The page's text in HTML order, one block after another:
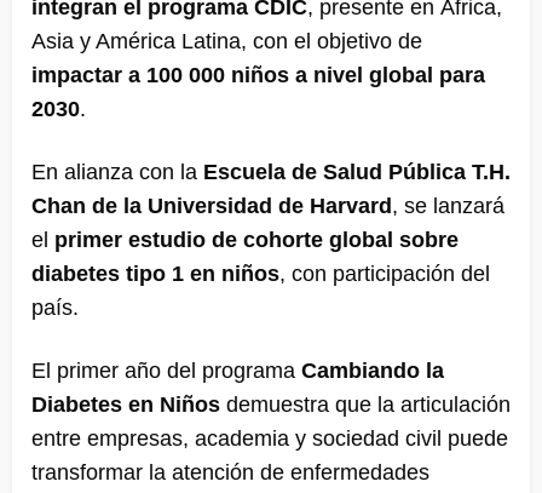
integran el programa CDIC, presente en África,
Asia y América Latina, con el objetivo de
impactar a 100 000 niños a nivel global para
2030.
En alianza con la Escuela de Salud Pública T.H.
Chan de la Universidad de Harvard , se lanzará
el primer estudio de cohorte global sobre
diabetes tipo 1 en niños, con participación del
país.
El primer año del programa Cambiando la
Diabetes en Niños demuestra que la articulación
entre empresas, academia y sociedad civil puede
transformar la atención de enfermedades